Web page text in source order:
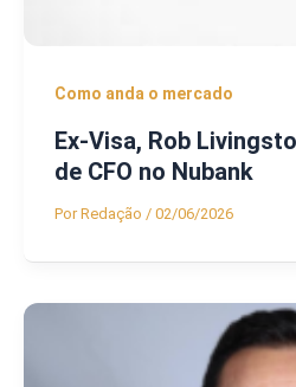
Como anda o mercado
Ex-Visa, Rob
de CFO no Nubank
PorRedação / 02/06/2026